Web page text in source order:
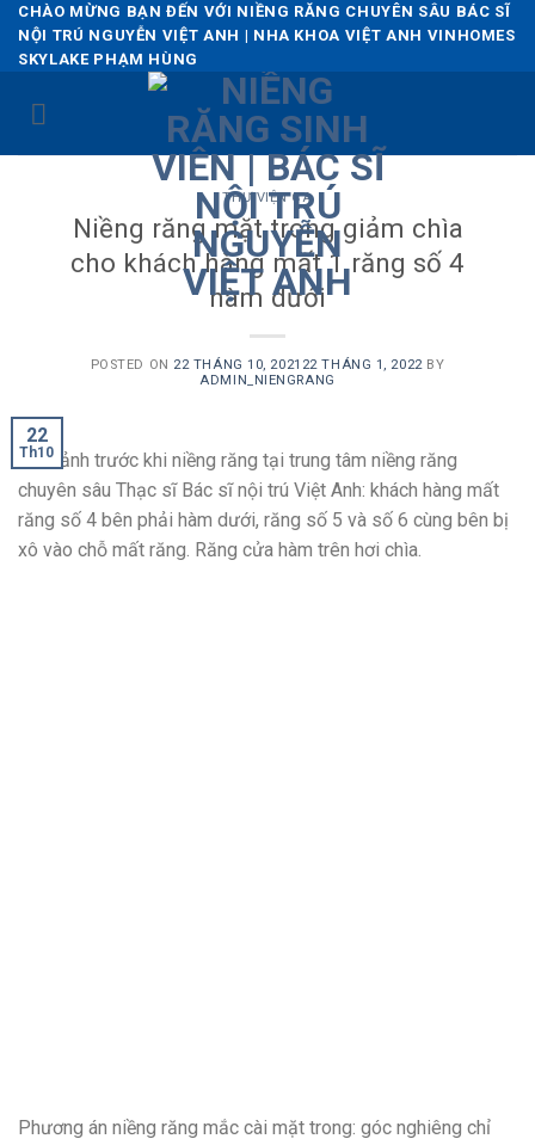
Skip
content
CHÀO MỪNG BẠN ĐẾN VỚI NIỀNG RĂNG CHUYÊN SÂU BÁC SĨ
NỘI TRÚ NGUYỄN VIỆT ANH | NHA KHOA VIỆT ANH VINHOMES
SKYLAKE PHẠM HÙNG
THƯ VIỆN CA
Niềng răng mặt trong giảm chìa
cho khách hàng mất 1 răng số 4
hàm dưới
POSTED ON 22 THÁNG 10, 2021 22 THÁNG 1, 2022 BY
ADMIN_NIENGRANG
22
Th10
Hình ảnh trước khi niềng răng tại trung tâm niềng răng
chuyên sâu Thạc sĩ Bác sĩ nội trú Việt Anh: khách hàng mất
răng số 4 bên phải hàm dưới, răng số 5 và số 6 cùng bên bị
xô vào chỗ mất răng. Răng cửa hàm trên hơi chìa.
Phương án niềng răng mắc cài mặt trong: góc nghiêng chỉ